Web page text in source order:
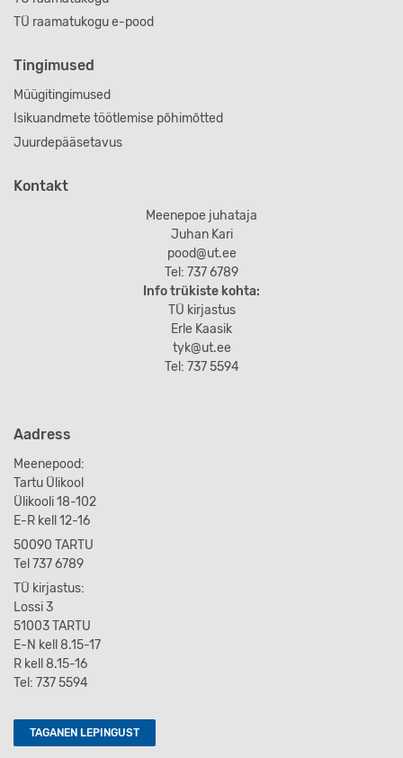
TÜ raamatukogu e-pood
Tingimused
Müügitingimused
Isikuandmete töötlemise põhimõtted
Juurdepääsetavus
Kontakt
Meenepoe juhataja
Juhan Kari
pood@ut.ee
Tel: 737 6789
Info trükiste kohta:
TÜ kirjastus
Erle Kaasik
tyk@ut.ee
Tel: 737 5594
Aadress
Meenepood:
Tartu Ülikool
Ülikooli 18-102
E-R kell 12-16
50090 TARTU
Tel 737 6789
TÜ kirjastus:
Lossi 3
51003 TARTU
E-N kell 8.15-17
R kell 8.15-16
Tel: 737 5594
TAGANEN LEPINGUST